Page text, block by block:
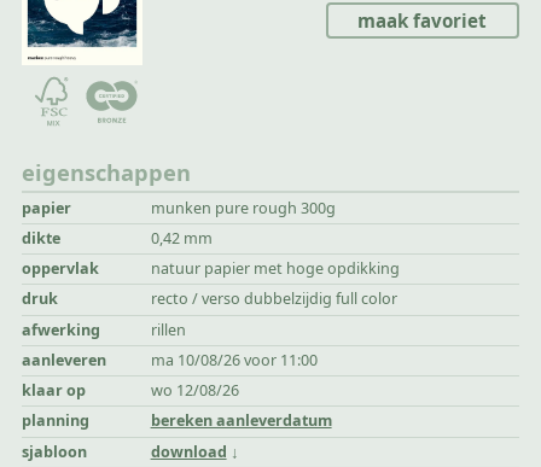
eigenschappen
papier
munken pure rough 300g
dikte
0,42 mm
oppervlak
natuur papier met hoge opdikking
druk
recto / verso dubbelzijdig full color
afwerking
rillen
aanleveren
ma 10/08/26 voor 11:00
klaar op
wo 12/08/26
planning
bereken aanleverdatum
sjabloon
download
maak favoriet